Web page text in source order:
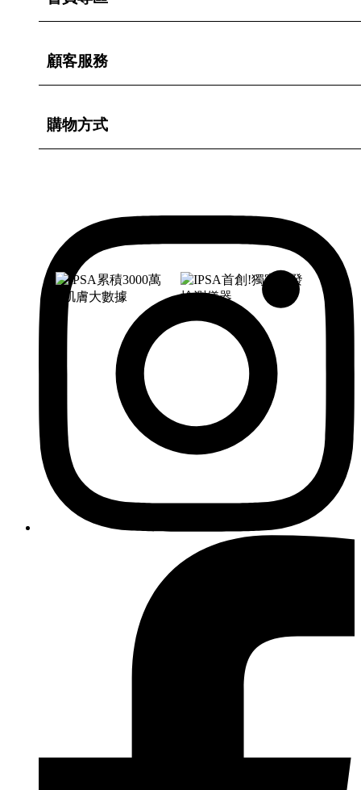
顧客服務
購物方式